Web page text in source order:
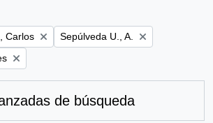
Carlos Remove filter:
Sepúlveda U., A.
de búsqueda